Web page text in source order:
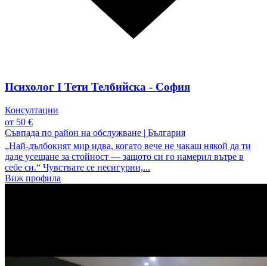
Психолог I Тети Телбийска - София
Консултации
от 50 €
Съвпада по район на обслужване | България
„Най-дълбокият мир идва, когато вече не чакаш някой да ти
даде усещане за стойност — защото си го намерил вътре в
себе си.“ Чувствате се несигурни,...
Виж профила